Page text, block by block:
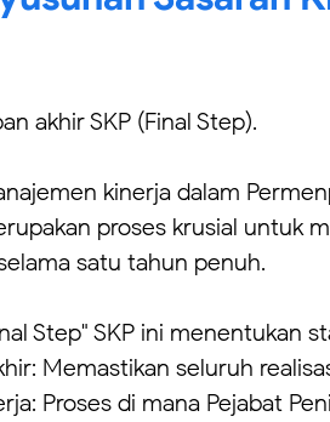
akhir SKP (Final Step).
kinerja dalam
proses krusial untuk
satu tahun penuh.
Step" SKP ini menentukan
Memastikan seluruh
Proses di mana Pejabat